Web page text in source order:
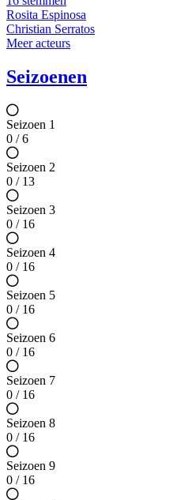
Rosita Espinosa
Christian Serratos
Meer acteurs
Seizoenen
Seizoen 1
0 / 6
Seizoen 2
0 / 13
Seizoen 3
0 / 16
Seizoen 4
0 / 16
Seizoen 5
0 / 16
Seizoen 6
0 / 16
Seizoen 7
0 / 16
Seizoen 8
0 / 16
Seizoen 9
0 / 16